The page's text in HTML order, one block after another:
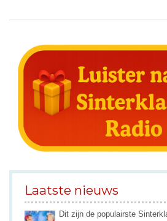
Laatste nieuws
Dit zijn de populairste